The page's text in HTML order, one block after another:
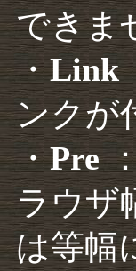
できま
・Link
ンクが
・Pre
ラウザ
は等幅